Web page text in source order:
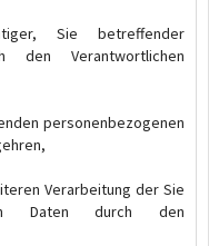
Sie betreffender
den Verantwortlichen
personenbezogenen
Verarbeitung der Sie
Daten durch den